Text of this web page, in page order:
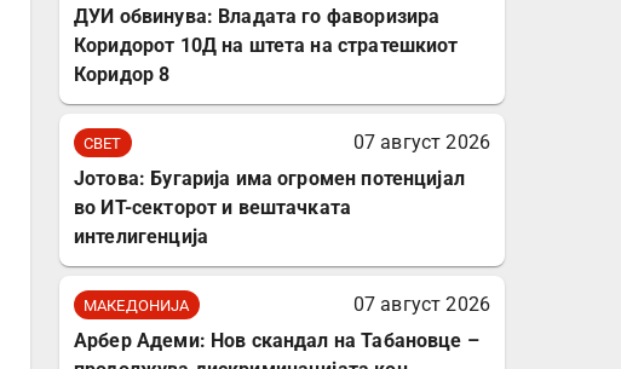
ДУИ обвинува: Владата го фаворизира
Коридорот 10Д на штета на стратешкиот
Коридор 8
СВЕТ
07 август 2026
Јотова: Бугарија има огромен потенцијал
во ИТ-секторот и вештачката
интелигенција
МАКЕДОНИЈА
07 август 2026
Арбер Адеми: Нов скандал на Табановце –